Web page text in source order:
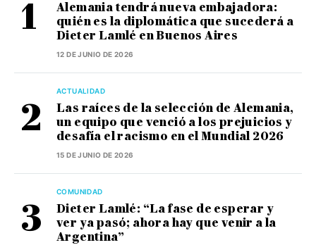
Alemania tendrá nueva embajadora:
quién es la diplomática que sucederá a
Dieter Lamlé en Buenos Aires
12 DE JUNIO DE 2026
ACTUALIDAD
Las raíces de la selección de Alemania,
un equipo que venció a los prejuicios y
desafía el racismo en el Mundial 2026
15 DE JUNIO DE 2026
COMUNIDAD
Dieter Lamlé: “La fase de esperar y
ver ya pasó; ahora hay que venir a la
Argentina”